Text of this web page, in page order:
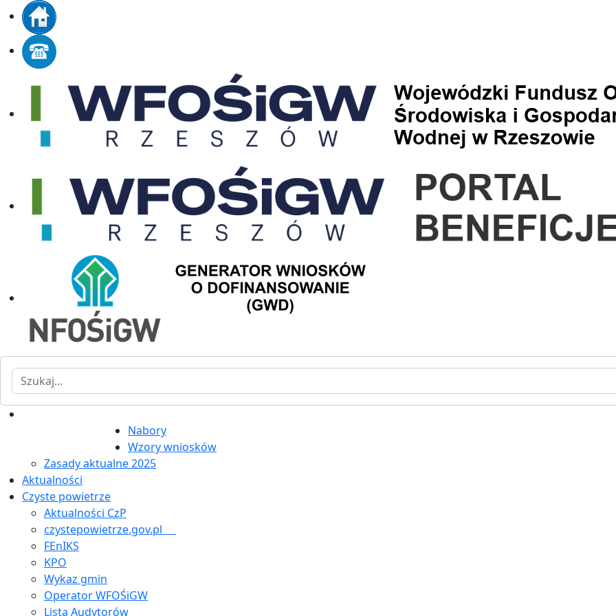
Szukaj
Nabory
Wzory wniosków
Zasady aktualne 2025
Aktualności
Czyste powietrze
Aktualności CzP
czystepowietrze.gov.pl
FEnIKS
KPO
Wykaz gmin
Operator WFOŚiGW
Lista Audytorów